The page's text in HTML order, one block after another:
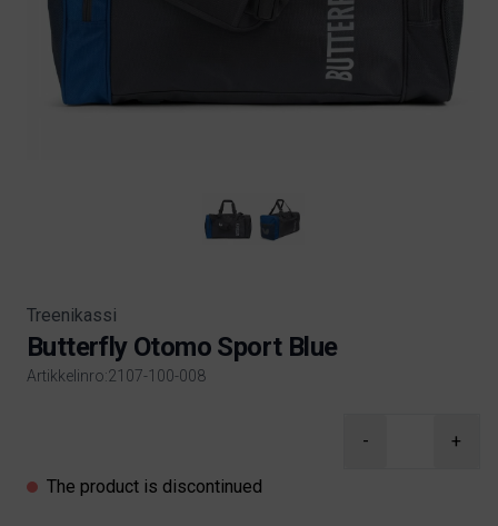
Treenikassi
Butterfly Otomo Sport Blue
Artikkelinro:2107-100-008
- +
The product is discontinued